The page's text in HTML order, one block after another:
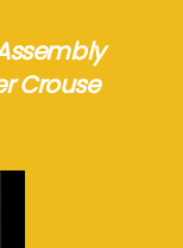
Crouse